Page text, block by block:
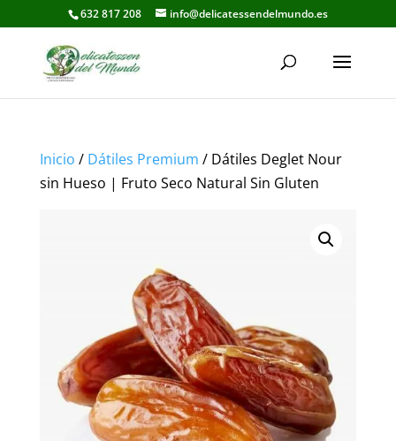
632 817 208 info@delicatessendelmundo.es
Inicio / Dátiles Premium / Dátiles Deglet Nour
sin Hueso | Fruto Seco Natural Sin Gluten